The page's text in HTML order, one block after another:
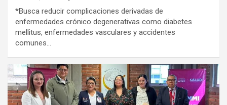
*Busca reducir complicaciones derivadas de
enfermedades crónico degenerativas como diabetes
mellitus, enfermedades vasculares y accidentes
comunes…